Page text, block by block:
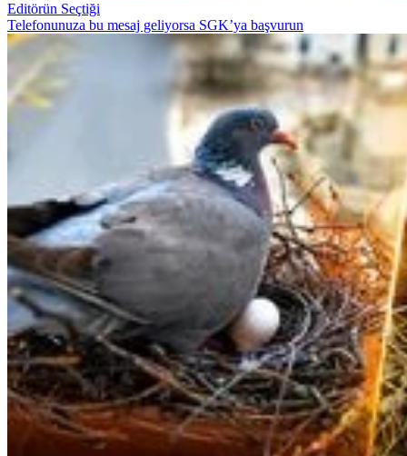
Editörün Seçtiği
Telefonunuza bu mesaj geliyorsa SGK’ya başvurun